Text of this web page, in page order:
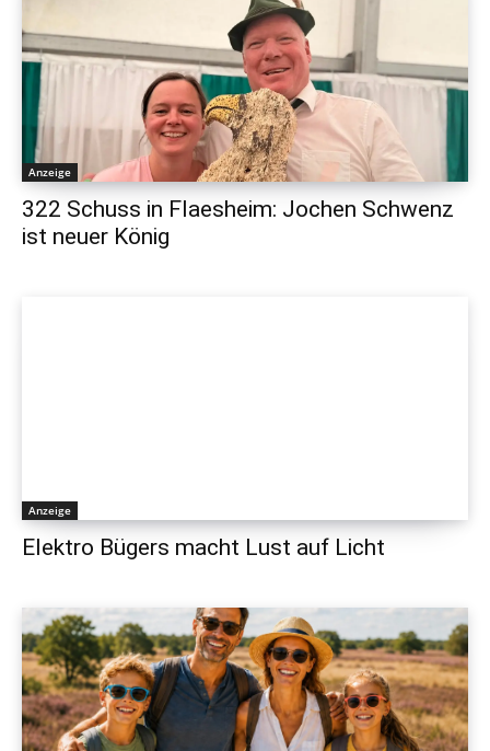
Anzeige
322 Schuss in Flaesheim: Jochen Schwenz
ist neuer König
Anzeige
Elektro Bügers macht Lust auf Licht